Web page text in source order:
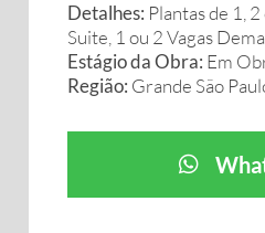
Detalhes: Plantas de 1,
Suite, 1 ou 2 Vagas
Estágio da Obra: Em
Região: Grande São